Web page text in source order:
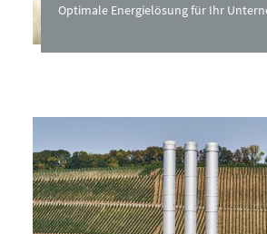
Optimale Energielösung für Ihr